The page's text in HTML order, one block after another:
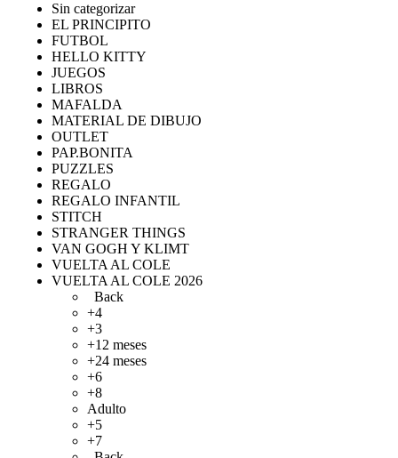
Sin categorizar
EL PRINCIPITO
FUTBOL
HELLO KITTY
JUEGOS
LIBROS
MAFALDA
MATERIAL DE DIBUJO
OUTLET
PAP.BONITA
PUZZLES
REGALO
REGALO INFANTIL
STITCH
STRANGER THINGS
VAN GOGH Y KLIMT
VUELTA AL COLE
VUELTA AL COLE 2026
Back
+4
+3
+12 meses
+24 meses
+6
+8
Adulto
+5
+7